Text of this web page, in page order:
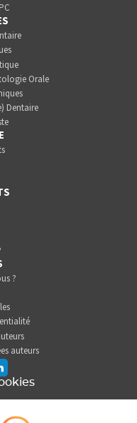
Orale
Dentaire
?
auteurs